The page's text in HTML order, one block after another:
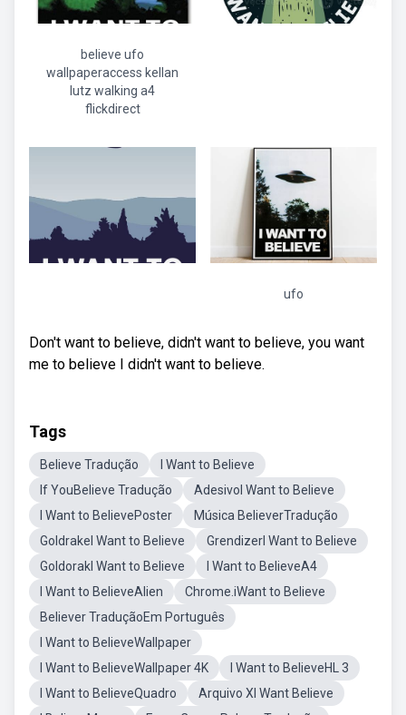
believe ufo
wallpaperaccess kellan
lutz walking a4
flickdirect
ufo
Don't want to believe, didn't want to believe, you want
me to believe I didn't want to believe.
Tags
Believe Tradução
I Want to Believe
If YouBelieve Tradução
AdesivoI Want to Believe
I Want to BelievePoster
Música BelieverTradução
GoldrakeI Want to Believe
GrendizerI Want to Believe
GoldorakI Want to Believe
I Want to BelieveA4
I Want to BelieveAlien
Chrome.iWant to Believe
Believer TraduçãoEm Português
I Want to BelieveWallpaper
I Want to BelieveWallpaper 4K
I Want to BelieveHL 3
I Want to BelieveQuadro
Arquivo XI Want Believe